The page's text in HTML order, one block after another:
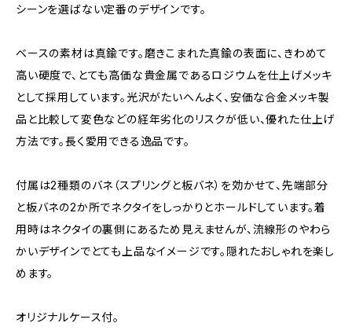
シーンを選ばない定番のデザインです。
ベースの素材は真鍮です。磨きこまれた真鍮の表面に、きわめて
高い硬度で、とても高価な貴金属であるロジウムを仕上げメッキ
として採用しています。光沢がたいへんよく、安価な合金メッキ製
品と比較して変色などの経年劣化のリスクが低い、優れた仕上げ
方法です。長く愛用できる逸品です。
付属は2種類のバネ（スプリングと板バネ）を効かせて、先端部分
と板バネの2か所でネクタイをしっかりとホールドしています。着
用時はネクタイの裏側にあるため見えませんが、流線形のやわら
かいデザインでとても上品なイメージです。隠れたおしゃれを楽し
めます。
オリジナルケース付。